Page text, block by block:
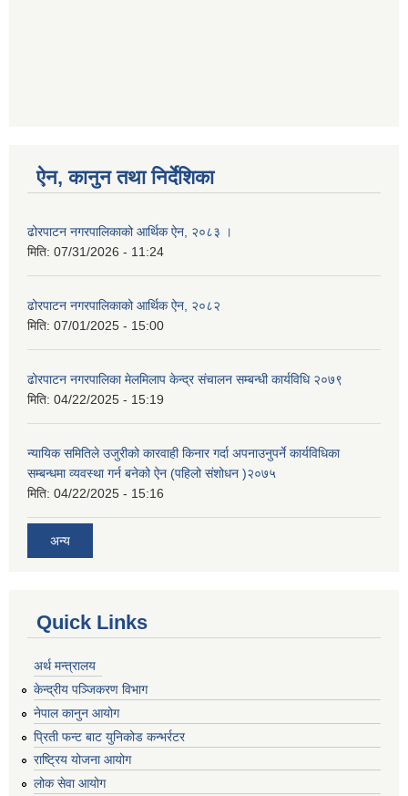
ऐन, कानुन तथा निर्देशिका
ढोरपाटन नगरपालिकाको आर्थिक ऐन, २०८३ ।
मिति: 07/31/2026 - 11:24
ढोरपाटन नगरपालिकाको आर्थिक ऐन, २०८२
मिति: 07/01/2025 - 15:00
ढोरपाटन नगरपालिका मेलमिलाप केन्द्र संचालन सम्बन्धी कार्यविधि २०७९
मिति: 04/22/2025 - 15:19
न्यायिक समितिले उजुरीको कारवाही किनार गर्दा अपनाउनुपर्ने कार्यविधिका
सम्बन्धमा व्यवस्था गर्न बनेको ऐन (पहिलो संशोधन )२०७५
मिति: 04/22/2025 - 15:16
अन्य
Quick Links
अर्थ मन्त्रालय
केन्द्रीय पञ्जिकरण विभाग
नेपाल कानुन आयोग
प्रिती फन्ट बाट युनिकोड कन्भर्रटर
राष्ट्रिय योजना आयोग
लोक सेवा आयोग